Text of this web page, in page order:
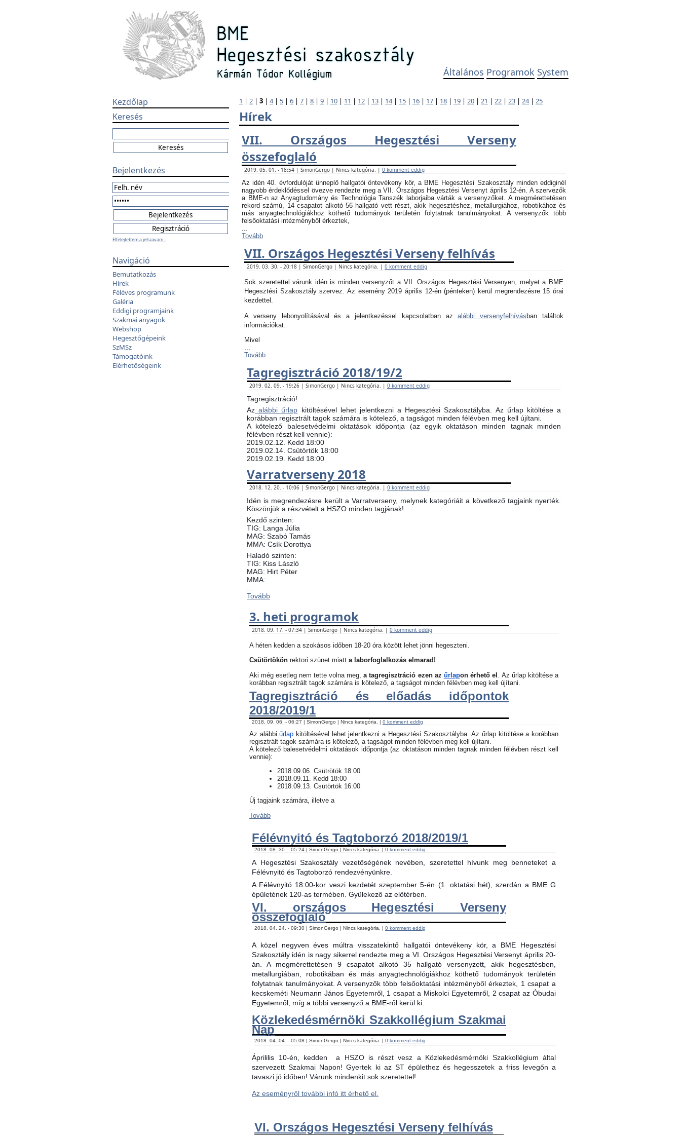
Általános Programok System
Kezdőlap
Keresés
Bejelentkezés
Elfelejtettem a jelszavam...
Navigáció
Bemutatkozás
Hírek
Féléves programunk
Galéria
Eddigi programjaink
Szakmai anyagok
Webshop
Hegesztőgépeink
SzMSz
Támogatóink
Elérhetőségeink
1 | 2 | 3 | 4| 5 | 6 | 7 | 8 | 9 | 10 | 11 | 12 | 13 | 14| 15 | 16 | 17 | 18 | 19 | 20 | 21 | 22 | 23 | 24| 25
Hírek
VII. Országos Hegesztési Verseny
összefoglaló
2019. 05. 01. - 18:54 | SimonGergo | Nincs kategória. | 0 komment eddig
Az idén 40. évfordulóját ünneplő hallgatói öntevékeny kör, a BME Hegesztési Szakosztály minden eddiginél
nagyobb érdeklődéssel övezve rendezte meg a VII. Országos Hegesztési Versenyt április 12-én. A szervezők
a BME-n az Anyagtudomány és Technológia Tanszék laborjaiba várták a versenyzőket. A megmérettetésen
rekord számú, 14 csapatot alkotó 56 hallgató vett részt, akik hegesztéshez, metallurgiához, robotikához és
más anyagtechnológiákhoz köthető tudományok területén folytatnak tanulmányokat. A versenyzők több
felsőoktatási intézményből érkeztek,
...
Tovább
VII. Országos Hegesztési Verseny felhívás
2019. 03. 30. - 20:18 | SimonGergo | Nincs kategória. | 0 komment eddig
Sok szeretettel várunk idén is minden versenyzőt a VII. Országos Hegesztési Versenyen, melyet a BME
Hegesztési Szakosztály szervez. Az esemény 2019 április 12-én (pénteken) kerül megrendezésre 15 órai
kezdettel.
A verseny lebonyolításával és a jelentkezéssel kapcsolatban azalábbi versenyfelhívás ban találtok
információkat.
Mivel
...
Tovább
Tagregisztráció 2018/19/2
2019. 02. 09. - 19:26 | SimonGergo | Nincs kategória. | 0 komment eddig
Tagregisztráció!
Az alábbi űrlap kitöltésével lehet jelentkezni a Hegesztési Szakosztályba. Az űrlap kitöltése a
korábban regisztrált tagok számára is kötelező, a tagságot minden félévben meg kell újítani.
​A kötelező balesetvédelmi oktatások időpontja (az egyik oktatáson minden tagnak minden
félévben részt kell vennie):
​2019.02.12. Kedd 18:00
2019.02.14. Csütörtök 18:00
2019.02.19. Kedd 18:00
Varratverseny 2018
2018. 12. 20. - 10:06 | SimonGergo | Nincs kategória. | 0 komment eddig
Idén is megrendezésre került a Varratverseny, melynek kategóriáit a következő tagjaink nyerték.
Köszönjük a részvételt a HSZO minden tagjának!
Kezdő szinten:
TIG: Langa Júlia
MAG: Szabó Tamás
MMA: Csík Dorottya
Haladó szinten:
TIG: Kiss László
MAG: Hirt Péter
MMA:
Tovább
3. heti programok
2018. 09. 17. - 07:34 | SimonGergo | Nincs kategória. | 0 komment eddig
A héten kedden a szokásos időben 18-20 óra között lehet jönni hegeszteni.
Csütörtökön rektori szünet miatt a laborfoglalkozás elmarad!
Aki még esetleg nem tette volna meg, a tagregisztráció ezen az űrlapon érhető el . Az űrlap kitöltése a
korábban regisztrált tagok számára is kötelező, a tagságot minden félévben meg kell újítani.
Tagregisztráció és előadás időpontok
2018/2019/1
2018. 09. 06. - 06:27 | SimonGergo | Nincs kategória. | 0 komment eddig
Az alábbiűrlap kitöltésével lehet jelentkezni a Hegesztési Szakosztályba. Az űrlap kitöltése a korábban
regisztrált tagok számára is kötelező, a tagságot minden félévben meg kell újítani.
​A kötelező balesetvédelmi oktatások időpontja (az oktatáson minden tagnak minden félévben részt kell
vennie):
​2018.09.06. Csütrötök 18:00
2018.09.11. Kedd 18:00
2018.09.13. Csütörtök 16:00
Új tagjaink számára, illetve a
...
Tovább
Félévnyitó és Tagtoborzó 2018/2019/1
2018. 08. 30. - 05:24 | SimonGergo | Nincs kategória. | 0 komment eddig
A Hegesztési Szakosztály vezetőségének nevében, szeretettel hívunk meg benneteket a
Félévnyitó és Tagtoborzó rendezvényünkre.
A Félévnyitó 18:00-kor veszi kezdetét szeptember 5-én (1. oktatási hét), szerdán a BME G
épületének 120-as termében. Gyülekező az előtérben.
VI. országos Hegesztési Verseny
összefoglaló
2018. 04. 24. - 09:30 | SimonGergo | Nincs kategória. | 0 komment eddig
A közel negyven éves múltra visszatekintő hallgatói öntevékeny kör, a BME Hegesztési
Szakosztály idén is nagy sikerrel rendezte meg a VI. Országos Hegesztési Versenyt április 20-
án. A megmérettetésen 9 csapatot alkotó 35 hallgató versenyzett, akik hegesztésben,
metallurgiában, robotikában és más anyagtechnológiákhoz köthető tudományok területén
folytatnak tanulmányokat. A versenyzők több felsőoktatási intézményből érkeztek, 1 csapat a
kecskeméti Neumann János Egyetemről, 1 csapat a Miskolci Egyetemről, 2 csapat az Óbudai
Egyetemről, míg a többi versenyző a BME-ről kerül ki.
Közlekedésmérnöki Szakkollégium Szakmai
Nap
2018. 04. 04. - 05:08 | SimonGergo | Nincs kategória. | 0 komment eddig
Áprililis 10-én, kedden
a HSZO is részt vesz a Közlekedésmérnöki Szakkollégium által
szervezett Szakmai Napon! Gyertek ki az ST épülethez és hegesszetek a friss levegőn a
tavaszi jó időben! Várunk mindenkit sok szeretettel!
Az eseményről további infó itt érhető el.
VI. Országos Hegesztési Verseny felhívás